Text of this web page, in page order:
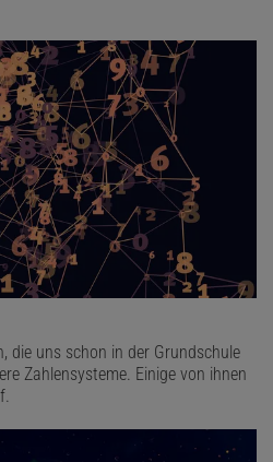
die uns schon in der Grundschule
Zahlensysteme. Einige von ihnen